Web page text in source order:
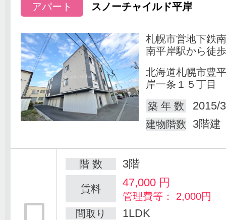
アパート スノーチャイルド平岸
札幌市営地下鉄
南平岸駅から徒
北海道札幌市豊
岸一条１５丁目
築 年 数
2015/
建物階数 3階建
階 数 3階
賃料 47,000円
管理費等： 2,000円
間取り
1LDK